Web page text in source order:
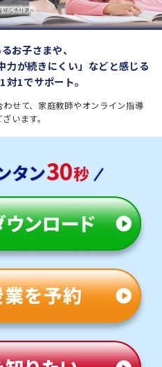
お子さまや、
力が続きにくい」などと感じる
1でサポート。
せて、家庭教師やオンライン指導
います。